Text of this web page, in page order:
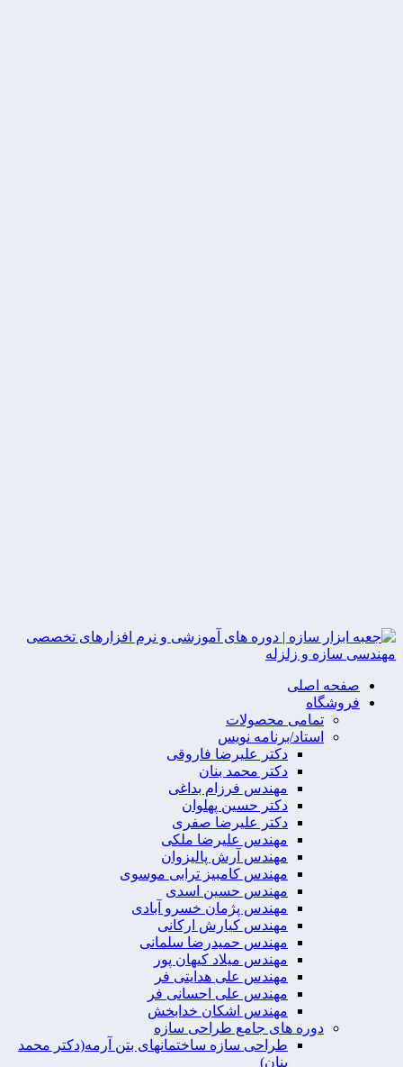
صفحه اصلی
فروشگاه
تمامی محصولات
استاد/برنامه نویس
دکتر علیرضا فاروقی
دکتر محمد بنان
مهندس فرزام بداغی
دکتر حسین پهلوان
دکتر علیرضا صفری
مهندس علیرضا ملکی
مهندس آرش پالیزوان
مهندس کامبیز ترابی موسوی
مهندس حسین اسدی
مهندس پژمان خسرو آبادی
مهندس کیارش ارکانی
مهندس حمیدرضا سلمانی
مهندس میلاد کیهان پور
مهندس علی هدایتی فر
مهندس علی احسانی فر
مهندس اشکان خدابخش
دوره های جامع طراحی سازه
طراحی سازه ساختمانهای بتن آرمه(دکتر محمد
بنان)